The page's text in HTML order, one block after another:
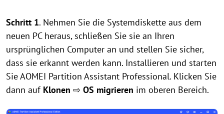
Schritt 1. Nehmen Sie die Systemdiskette aus dem
neuen PC heraus, schließen Sie sie an Ihren
ursprünglichen Computer an und stellen Sie sicher,
dass sie erkannt werden kann. Installieren und starten
Sie AOMEI Partition Assistant Professional. Klicken Sie
dann auf Klonen ⇨ OS migrieren im oberen Bereich.